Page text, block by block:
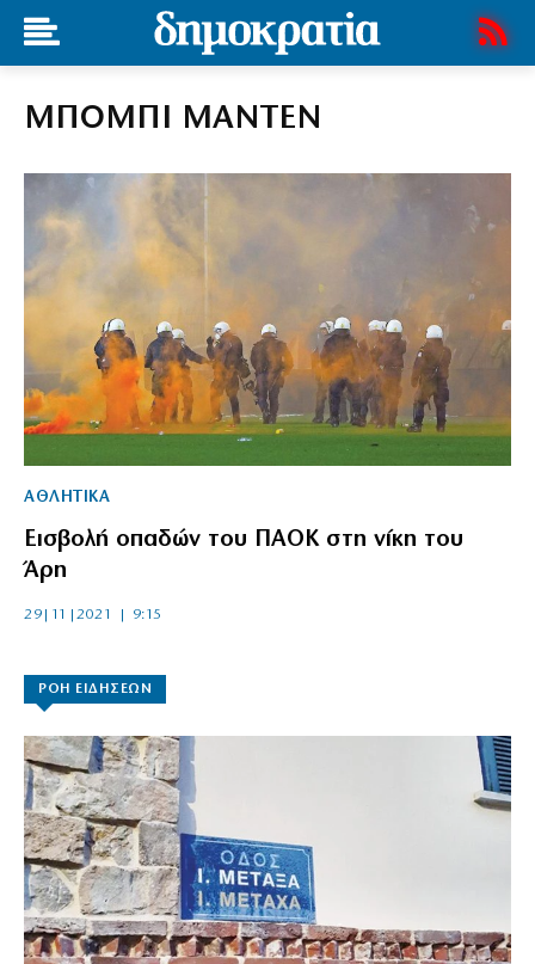
ΜΠΟΜΠΙ ΜΑΝΤΕΝ
ΑΘΛΗΤΙΚΑ
Εισβολή οπαδών του ΠΑΟΚ στη νίκη του
Άρη
29|11|2021 | 9:15
ΡΟΗ ΕΙΔΗΣΕΩΝ